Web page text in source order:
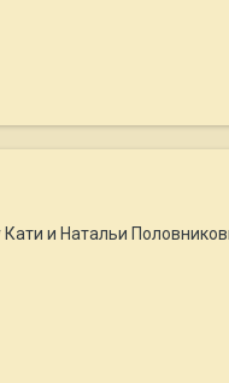
и Натальи